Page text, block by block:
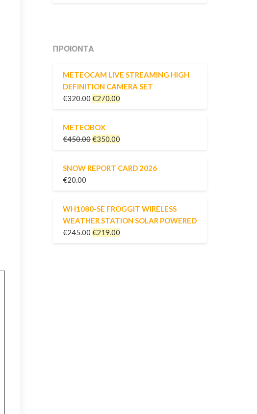
ΠΡΟΪΌΝΤΑ
METEOCAM LIVE STREAMING HIGH
DEFINITION CAMERA SET
€320.00€270.00
METEOBOX
€450.00€350.00
SNOW REPORT CARD 2026
€20.00
WH1080-SE FROGGIT WIRELESS
WEATHER STATION SOLAR POWERED
€245.00€219.00